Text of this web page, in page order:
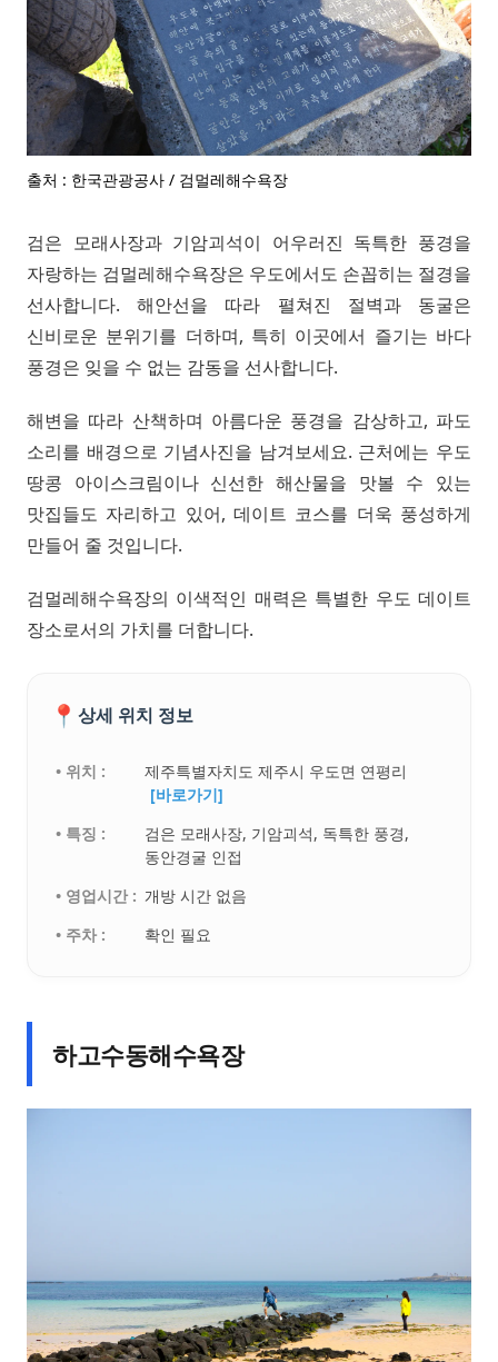
출처 : 한국관광공사 / 검멀레해수욕장
검은 모래사장과 기암괴석이 어우러진 독특한 풍경을
자랑하는 검멀레해수욕장은 우도에서도 손꼽히는 절경을
선사합니다. 해안선을 따라 펼쳐진 절벽과 동굴은
신비로운 분위기를 더하며, 특히 이곳에서 즐기는 바다
풍경은 잊을 수 없는 감동을 선사합니다.
해변을 따라 산책하며 아름다운 풍경을 감상하고, 파도
소리를 배경으로 기념사진을 남겨보세요. 근처에는 우도
땅콩 아이스크림이나 신선한 해산물을 맛볼 수 있는
맛집들도 자리하고 있어, 데이트 코스를 더욱 풍성하게
만들어 줄 것입니다.
검멀레해수욕장의 이색적인 매력은 특별한 우도 데이트
장소로서의 가치를 더합니다.
📍 상세 위치 정보
• 위치 :
제주특별자치도 제주시 우도면 연평리
[바로가기]
• 특징 :
검은 모래사장, 기암괴석, 독특한 풍경,
동안경굴 인접
• 영업시간 : 개방 시간 없음
• 주차 :
확인 필요
하고수동해수욕장